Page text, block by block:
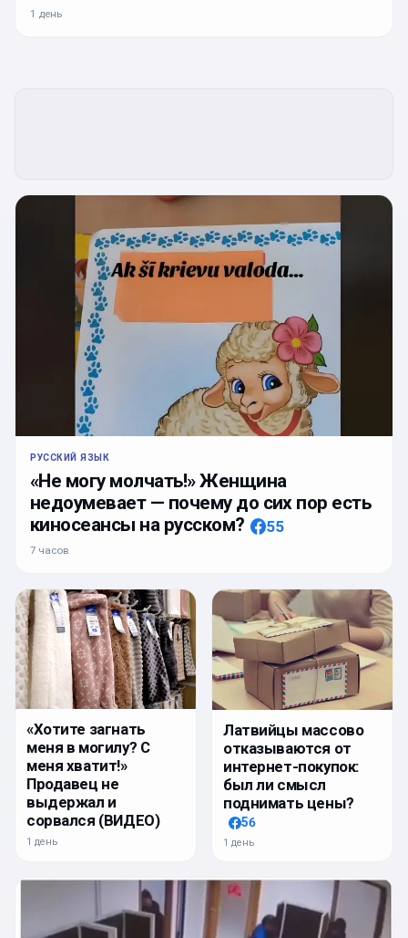
1 день
РУССКИЙ ЯЗЫК
«Не могу молчать!» Женщина
недоумевает — почему до сих пор есть
киносеансы на русском?
55
7 часов
«Хотите загнать
меня в могилу? С
меня хватит!»
Продавец не
выдержал и
сорвался (ВИДЕО)
1 день
Латвийцы массово
отказываются от
интернет-покупок:
был ли смысл
поднимать цены?
56
1 день